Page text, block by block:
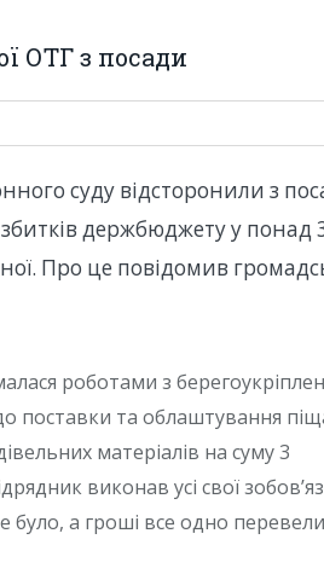
ОТГ з посади
суду відсторонили з
держбюджету у понад
Про це повідомив
роботами з
поставки та облаштування
матеріалів на суму 3
виконав усі свої
було, а гроші все одно